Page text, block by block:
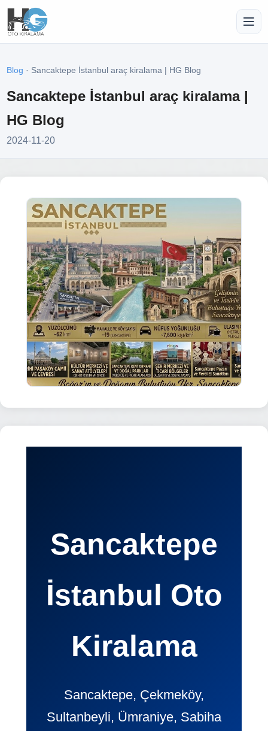
Blog · Sancaktepe İstanbul araç kiralama | HG Blog
Sancaktepe İstanbul araç kiralama |
HG Blog
2024-11-20
Sancaktepe
İstanbul Oto
Kiralama
Sancaktepe, Çekmeköy,
Sultanbeyli, Ümraniye, Sabiha